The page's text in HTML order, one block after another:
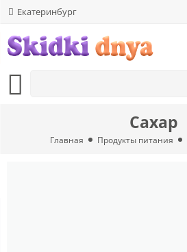
Екатеринбург
Сахар
Главная Продукты питания